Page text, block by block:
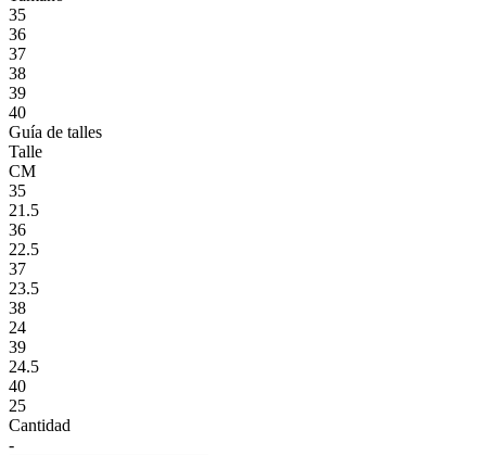
35
36
37
38
39
40
Guía de talles
Talle
CM
35
21.5
36
22.5
37
23.5
38
24
39
24.5
40
25
Cantidad
-